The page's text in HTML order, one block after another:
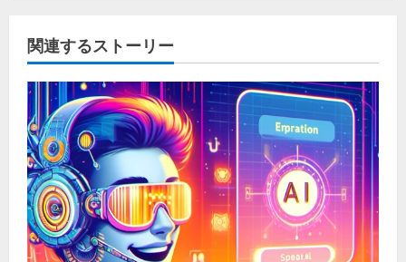
関連するストーリー